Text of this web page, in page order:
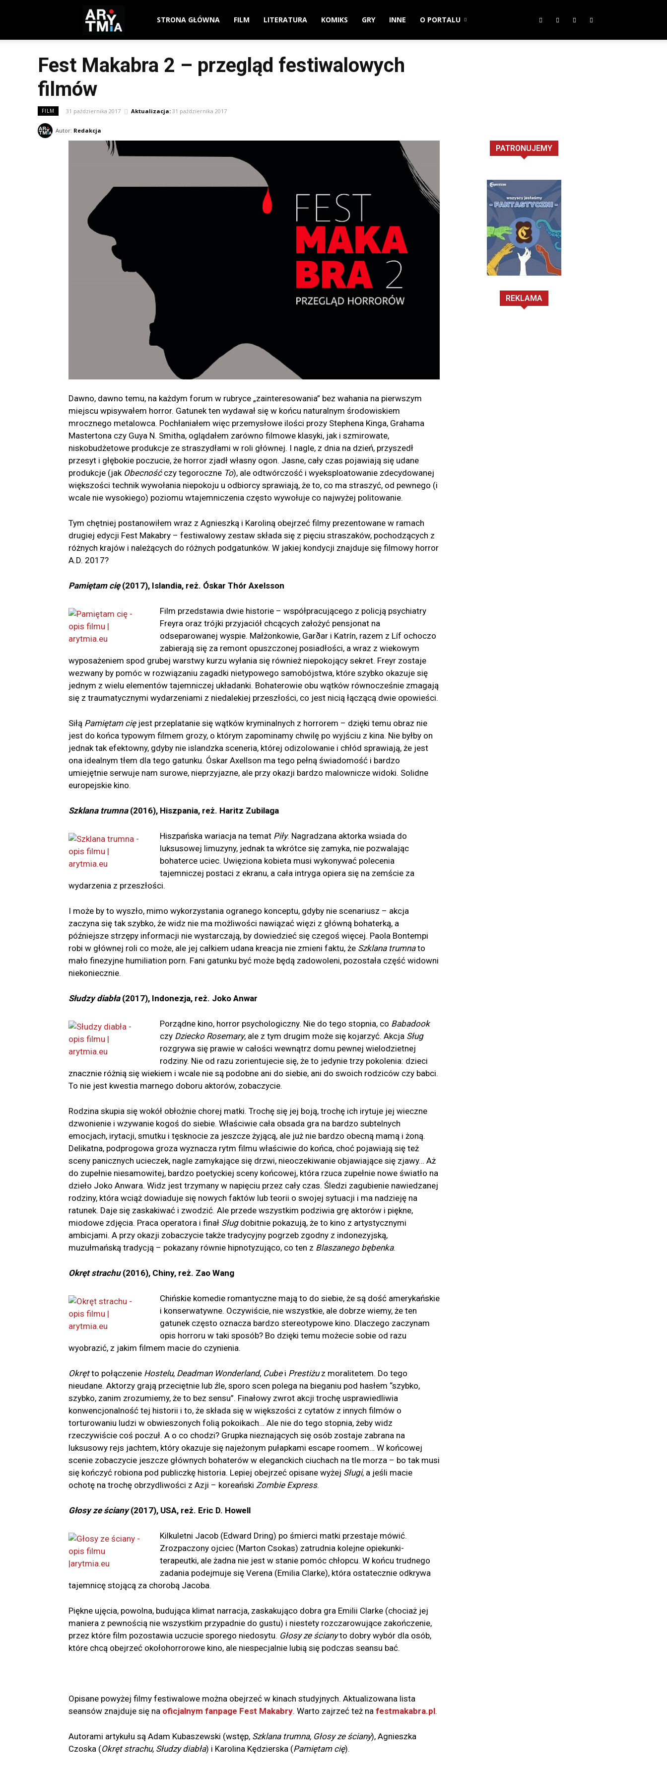
arytmia.eu
STRONA GŁÓWNA FILM LITERATURA KOMIKS GRY INNE O PORTALU
Fest Makabra 2 – przegląd festiwalowych
filmów
FILM 31 października 2017 Aktualizacja: 31 października 2017
Autor: Redakcja
Dawno, dawno temu, na każdym forum w rubryce „zainteresowania” bez wahania na pierwszym
miejscu wpisywałem horror. Gatunek ten wydawał się w końcu naturalnym środowiskiem
mrocznego metalowca. Pochłaniałem więc przemysłowe ilości prozy Stephena Kinga, Grahama
Mastertona czy Guya N. Smitha, oglądałem zarówno filmowe klasyki, jak i szmirowate,
niskobudżetowe produkcje ze straszydłami w roli głównej. I nagle, z dnia na dzień, przyszedł
przesyt i głębokie poczucie, że horror zjadł własny ogon. Jasne, cały czas pojawiają się udane
produkcje (jak Obecnośćczy tegoroczne To), ale odtwórczość i wyeksploatowanie zdecydowanej
większości technik wywołania niepokoju u odbiorcy sprawiają, że to, co ma straszyć, od pewnego (i
wcale nie wysokiego) poziomu wtajemniczenia często wywołuje co najwyżej politowanie.
Tym chętniej postanowiłem wraz z Agnieszką i Karoliną obejrzeć filmy prezentowane w ramach
drugiej edycji Fest Makabry – festiwalowy zestaw składa się z pięciu straszaków, pochodzących z
różnych krajów i należących do różnych podgatunków. W jakiej kondycji znajduje się filmowy horror
A.D. 2017?
Pamiętam cię(2017), Islandia, reż. Óskar Thór Axelsson
Film przedstawia dwie historie – współpracującego z policją psychiatry
Freyra oraz trójki przyjaciół chcących założyć pensjonat na
odseparowanej wyspie. Małżonkowie, Garðar i Katrín, razem z Líf ochoczo
zabierają się za remont opuszczonej posiadłości, a wraz z wiekowym
wyposażeniem spod grubej warstwy kurzu wyłania się również niepokojący sekret. Freyr zostaje
wezwany by pomóc w rozwiązaniu zagadki nietypowego samobójstwa, które szybko okazuje się
jednym z wielu elementów tajemniczej układanki. Bohaterowie obu wątków równocześnie zmagają
się z traumatycznymi wydarzeniami z niedalekiej przeszłości, co jest nicią łączącą dwie opowieści.
Siłą Pamiętam cięjest przeplatanie się wątków kryminalnych z horrorem – dzięki temu obraz nie
jest do końca typowym filmem grozy, o którym zapominamy chwilę po wyjściu z kina. Nie byłby on
jednak tak efektowny, gdyby nie islandzka sceneria, której odizolowanie i chłód sprawiają, że jest
ona idealnym tłem dla tego gatunku. Óskar Axellson ma tego pełną świadomość i bardzo
umiejętnie serwuje nam surowe, nieprzyjazne, ale przy okazji bardzo malownicze widoki. Solidne
europejskie kino.
Szklana trumna(2016), Hiszpania, reż. Haritz Zubilaga
Hiszpańska wariacja na temat Piły. Nagradzana aktorka wsiada do
luksusowej limuzyny, jednak ta wkrótce się zamyka, nie pozwalając
bohaterce uciec. Uwięziona kobieta musi wykonywać polecenia
tajemniczej postaci z ekranu, a cała intryga opiera się na zemście za
wydarzenia z przeszłości.
I może by to wyszło, mimo wykorzystania ogranego konceptu, gdyby nie scenariusz – akcja
zaczyna się tak szybko, że widz nie ma możliwości nawiązać więzi z główną bohaterką, a
późniejsze strzępy informacji nie wystarczają, by dowiedzieć się czegoś więcej. Paola Bontempi
robi w głównej roli co może, ale jej całkiem udana kreacja nie zmieni faktu, że Szklana trumnato
mało finezyjne humiliation porn. Fani gatunku być może będą zadowoleni, pozostała część widowni
niekoniecznie.
Słudzy diabła(2017), Indonezja, reż. Joko Anwar
Porządne kino, horror psychologiczny. Nie do tego stopnia, co Babadook
czy Dziecko Rosemary, ale z tym drugim może się kojarzyć. Akcja Sług
rozgrywa się prawie w całości wewnątrz domu pewnej wielodzietnej
rodziny. Nie od razu zorientujecie się, że to jedynie trzy pokolenia: dzieci
znacznie różnią się wiekiem i wcale nie są podobne ani do siebie, ani do swoich rodziców czy babci.
To nie jest kwestia marnego doboru aktorów, zobaczycie.
Rodzina skupia się wokół obłożnie chorej matki. Trochę się jej boją, trochę ich irytuje jej wieczne
dzwonienie i wzywanie kogoś do siebie. Właściwie cała obsada gra na bardzo subtelnych
emocjach, irytacji, smutku i tęsknocie za jeszcze żyjącą, ale już nie bardzo obecną mamą i żoną.
Delikatna, podprogowa groza wyznacza rytm filmu właściwie do końca, choć pojawiają się też
sceny panicznych ucieczek, nagle zamykające się drzwi, nieoczekiwanie objawiające się zjawy… Aż
do zupełnie niesamowitej, bardzo poetyckiej sceny końcowej, która rzuca zupełnie nowe światło na
dzieło Joko Anwara. Widz jest trzymany w napięciu przez cały czas. Śledzi zagubienie nawiedzanej
rodziny, która wciąż dowiaduje się nowych faktów lub teorii o swojej sytuacji i ma nadzieję na
ratunek. Daje się zaskakiwać i zwodzić. Ale przede wszystkim podziwia grę aktorów i piękne,
miodowe zdjęcia. Praca operatora i finał Sługdobitnie pokazują, że to kino z artystycznymi
ambicjami. A przy okazji zobaczycie także tradycyjny pogrzeb zgodny z indonezyjską,
muzułmańską tradycją – pokazany równie hipnotyzująco, co ten z Blaszanego bębenka.
Okręt strachu(2016), Chiny, reż. Zao Wang
Chińskie komedie romantyczne mają to do siebie, że są dość amerykańskie
i konserwatywne. Oczywiście, nie wszystkie, ale dobrze wiemy, że ten
gatunek często oznacza bardzo stereotypowe kino. Dlaczego zaczynam
opis horroru w taki sposób? Bo dzięki temu możecie sobie od razu
wyobrazić, z jakim filmem macie do czynienia.
Okrętto połączenie Hostelu, Deadman Wonderland, Cubei Prestiżuz moralitetem. Do tego
nieudane. Aktorzy grają przeciętnie lub źle, sporo scen polega na bieganiu pod hasłem “szybko,
szybko, zanim zrozumiemy, że to bez sensu”. Finałowy zwrot akcji trochę usprawiedliwia
konwencjonalność tej historii i to, że składa się w większości z cytatów z innych filmów o
torturowaniu ludzi w obwieszonych folią pokoikach… Ale nie do tego stopnia, żeby widz
rzeczywiście coś poczuł. A o co chodzi? Grupka nieznających się osób zostaje zabrana na
luksusowy rejs jachtem, który okazuje się najeżonym pułapkami escape roomem… W końcowej
scenie zobaczycie jeszcze głównych bohaterów w eleganckich ciuchach na tle morza – bo tak musi
się kończyć robiona pod publiczkę historia. Lepiej obejrzeć opisane wyżej Sługi, a jeśli macie
ochotę na trochę obrzydliwości z Azji – koreański Zombie Express.
Głosy ze ściany(2017), USA, reż. Eric D. Howell
Kilkuletni Jacob (Edward Dring) po śmierci matki przestaje mówić.
Zrozpaczony ojciec (Marton Csokas) zatrudnia kolejne opiekunki-
terapeutki, ale żadna nie jest w stanie pomóc chłopcu. W końcu trudnego
zadania podejmuje się Verena (Emilia Clarke), która ostatecznie odkrywa
tajemnicę stojącą za chorobą Jacoba.
Piękne ujęcia, powolna, budująca klimat narracja, zaskakująco dobra gra Emilii Clarke (chociaż jej
maniera z pewnością nie wszystkim przypadnie do gustu) i niestety rozczarowujące zakończenie,
przez które film pozostawia uczucie sporego niedosytu. Głosy ze ścianyto dobry wybór dla osób,
które chcą obejrzeć okołohorrorowe kino, ale niespecjalnie lubią się podczas seansu bać.
Opisane powyżej filmy festiwalowe można obejrzeć w kinach studyjnych. Aktualizowana lista
seansów znajduje się na oficjalnym fanpage Fest Makabry. Warto zajrzeć też na festmakabra.pl.
Autorami artykułu są Adam Kubaszewski (wstęp, Szklana trumna, Głosy ze ściany), Agnieszka
Czoska (Okręt strachu, Słudzy diabła) i Karolina Kędzierska (Pamiętam cię).
PATRONUJEMY
REKLAMA